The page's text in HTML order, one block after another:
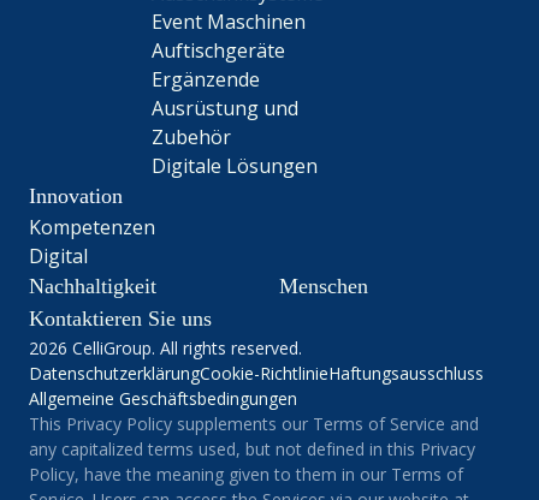
Event Maschinen
Auftischgeräte
Ergänzende
Ausrüstung und
Zubehör
Digitale Lösungen
Innovation
Kompetenzen
Digital
Nachhaltigkeit
Menschen
Kontaktieren Sie uns
2026 CelliGroup. All rights reserved.
DatenschutzerklärungCookie-RichtlinieHaftungsausschluss
Allgemeine Geschäftsbedingungen
This Privacy Policy supplements our Terms of Service and
any capitalized terms used, but not defined in this Privacy
Policy, have the meaning given to them in our Terms of